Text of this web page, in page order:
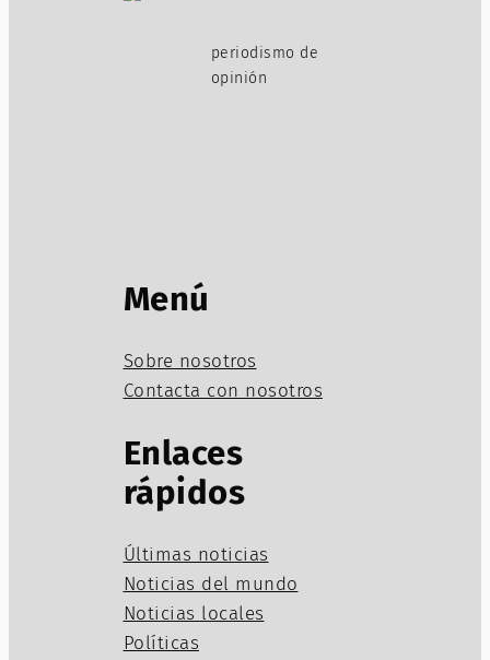
periodismo de
opinión
Menú
Sobre nosotros
Contacta con nosotros
Enlaces
rápidos
Últimas noticias
Noticias del mundo
Noticias locales
Políticas